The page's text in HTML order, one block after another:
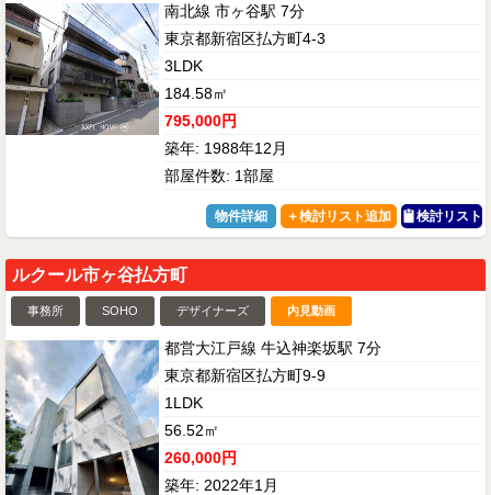
南北線 市ヶ谷駅 7分
東京都新宿区払方町4-3
3LDK
184.58㎡
795,000円
築年: 1988年12月
部屋件数: 1部屋
物件詳細 検討リスト
ルクール市ヶ谷払方町
事務所 SOHO デザイナーズ 内見動画
都営大江戸線 牛込神楽坂駅 7分
東京都新宿区払方町9-9
1LDK
56.52㎡
260,000円
築年: 2022年1月